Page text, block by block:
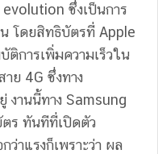
ซึ่งเป็นการ
โดยสิทธิบัตรที่ Apple
การเพิ่มความเร็วใน
ย 4G ซึ่งทาง
งานนี้ทาง Samsung
ตร ทันทีที่เปิดตัว
าแรงก็เพราะว่า ผล